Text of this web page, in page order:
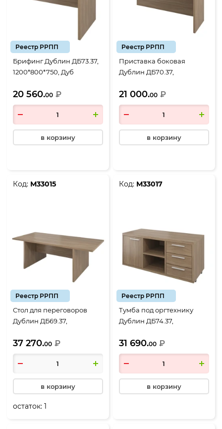
Реестр РРПП
Брифинг Дублин ДБ73.37,
1200*800*750, Дуб
20 560.00 ₽
в корзину
Реестр РРПП
Приставка боковая
Дублин ДБ70.37,
кофейный
21 000.00 ₽
в корзину
Код: М33015
Реестр РРПП
Стол для переговоров
Дублин ДБ69.37,
кофейный
37 270.00 ₽
в корзину
остаток:1
Код: М33017
Реестр РРПП
Тумба под оргтехнику
Дублин ДБ74.37,
кофейный
31 690.00 ₽
в корзину